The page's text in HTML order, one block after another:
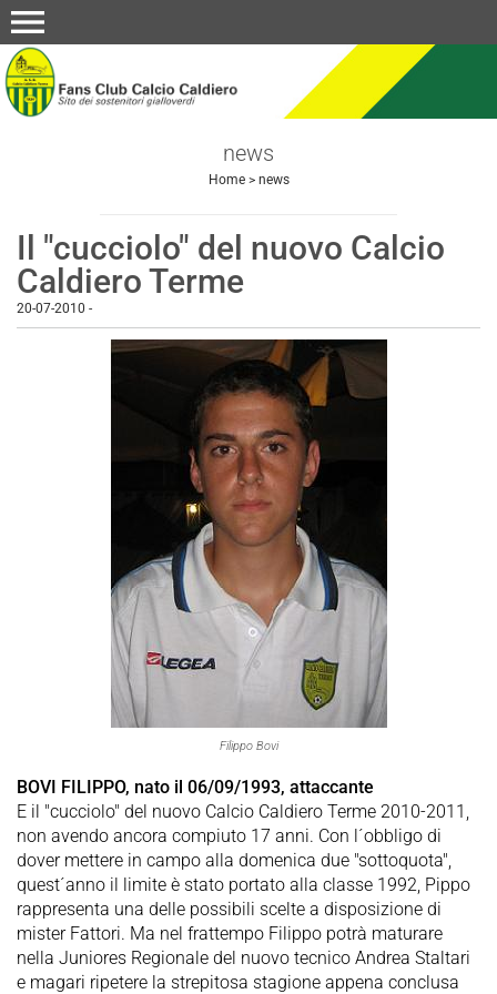
menu
news
Home> news
Il "cucciolo" del nuovo Calcio
Caldiero Terme
20-07-2010 -
Filippo Bovi
BOVI FILIPPO, nato il 06/09/1993, attaccante
E il "cucciolo" del nuovo Calcio Caldiero Terme 2010-2011,
non avendo ancora compiuto 17 anni. Con l´obbligo di
dover mettere in campo alla domenica due "sottoquota",
quest´anno il limite è stato portato alla classe 1992, Pippo
rappresenta una delle possibili scelte a disposizione di
mister Fattori. Ma nel frattempo Filippo potrà maturare
nella Juniores Regionale del nuovo tecnico Andrea Staltari
e magari ripetere la strepitosa stagione appena conclusa